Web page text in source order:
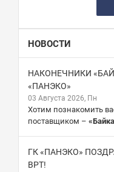
НОВОСТИ
НАКОНЕЧНИКИ
«ПАНЭКО»
03 Августа 2026, Пн
Хотим познакомить
поставщиком –
ГК «ПАНЭКО»
ВРТ!